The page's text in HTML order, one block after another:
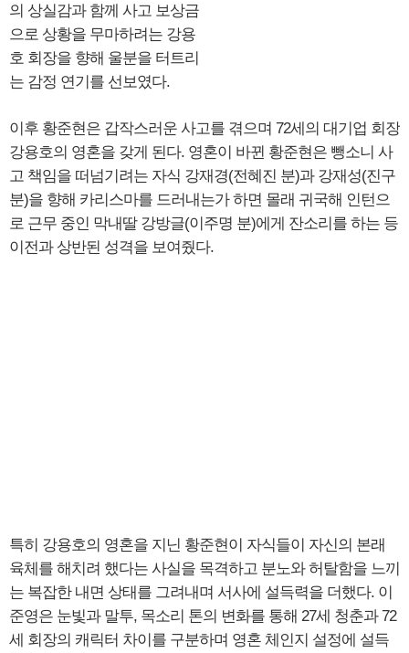
의 상실감과 함께 사고 보상금
으로 상황을 무마하려는 강용
호 회장을 향해 울분을 터트리
는 감정 연기를 선보였다.
이후 황준현은 갑작스러운 사고를 겪으며 72세의 대기업 회장
강용호의 영혼을 갖게 된다. 영혼이 바뀐 황준현은 뺑소니 사
고 책임을 떠넘기려는 자식 강재경(전혜진 분)과 강재성(진구
분)을 향해 카리스마를 드러내는가 하면 몰래 귀국해 인턴으
로 근무 중인 막내딸 강방글(이주명 분)에게 잔소리를 하는 등
이전과 상반된 성격을 보여줬다.
특히 강용호의 영혼을 지닌 황준현이 자식들이 자신의 본래
육체를 해치려 했다는 사실을 목격하고 분노와 허탈함을 느끼
는 복잡한 내면 상태를 그려내며 서사에 설득력을 더했다. 이
준영은 눈빛과 말투, 목소리 톤의 변화를 통해 27세 청춘과 72
세 회장의 캐릭터 차이를 구분하며 영혼 체인지 설정에 설득